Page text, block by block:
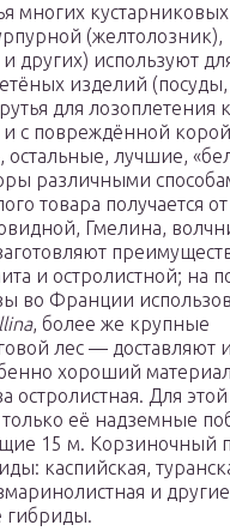
многих
(желтолозник),
других) используют
изделий
для лозоплетения
и с повреждённой
остальные, лучшие,
различными
товара получается
Гмелина,
и остролистной; на
во Франции
, более же крупные
лес — доставляют
хороший
остролистная. Для
её надземные
15 м. Корзиночный
каспийская,
и
гибриды.